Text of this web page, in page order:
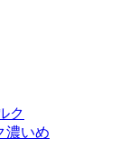
ク
濃いめ